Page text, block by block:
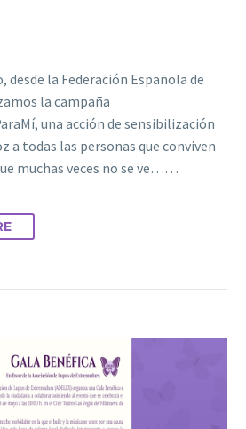
desde la Federación Española de
la campaña
una acción de sensibilización
a todas las personas que conviven
muchas veces no se ve……